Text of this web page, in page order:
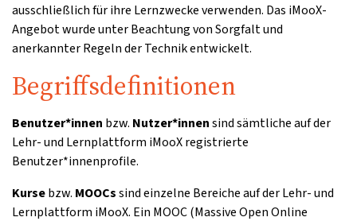
ausschließlich für ihre Lernzwecke verwenden. Das iMooX-
Angebot wurde unter Beachtung von Sorgfalt und
anerkannter Regeln der Technik entwickelt.
Begriffsdefinitionen
Benutzer*innen bzw. Nutzer*innensind sämtliche auf der
Lehr- und Lernplattform iMooX registrierte
Benutzer*innenprofile.
Kursebzw. MOOCssind einzelne Bereiche auf der Lehr- und
Lernplattform iMooX. Ein MOOC (Massive Open Online